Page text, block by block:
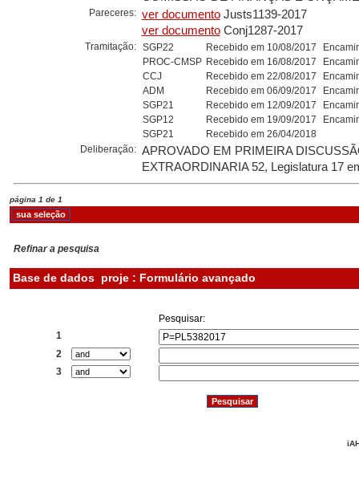
Pareceres: ver documentoJusts1139-2017
ver documentoConj1287-2017
Tramitação: SGP22 Recebido em 10/08/2017
PROC-CMSP Recebido em 16/08/2017
CCJ
Recebido em 22/08/2017
ADM
Recebido em 06/09/2017
SGP21
Recebido em 12/09/2017
SGP12
Recebido em 19/09/2017
SGP21
Recebido em 26/04/2018
Deliberação: APROVADO EM PRIMEIRA
EXTRAORDINARIA 52, Legislatura 17
página 1 de 1
Refinar a pesquisa
Base de dados proje : Formulário avançado
Pesquisar:
1
2
3